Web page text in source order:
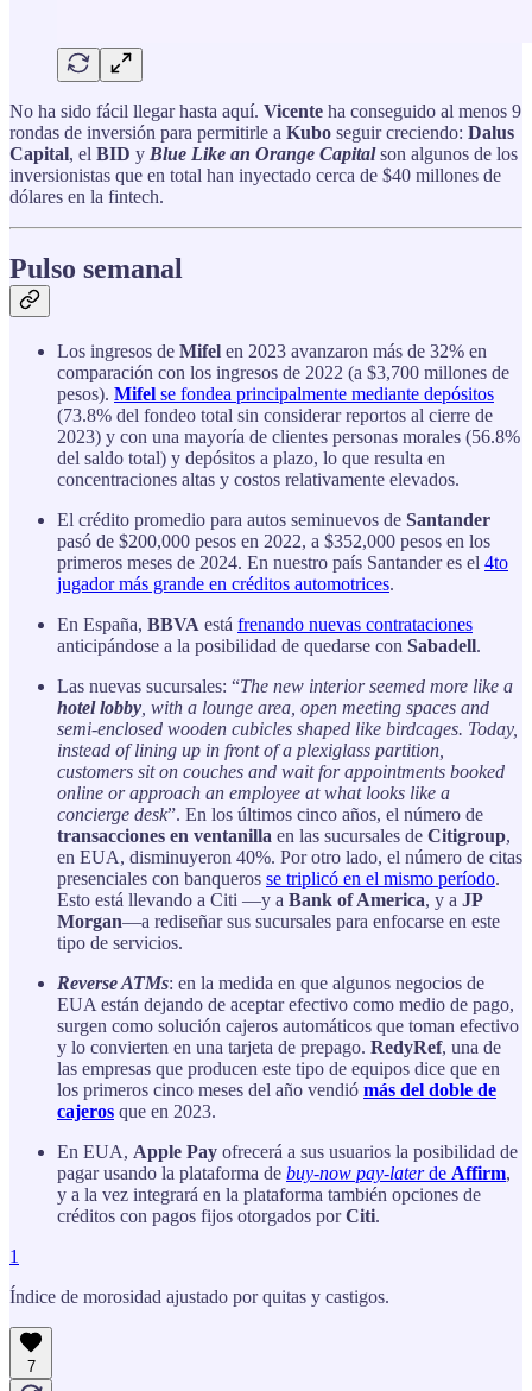
No ha sido fácil llegar hasta aquí. Vicente ha conseguido al menos 9
rondas de inversión para permitirle a Kubo seguir creciendo: Dalus
Capital, el BID y Blue Like an Orange Capitalson algunos de los
inversionistas que en total han inyectado cerca de $40 millones de
dólares en la fintech.
Pulso semanal
Los ingresos de Mifel en 2023 avanzaron más de 32% en
comparación con los ingresos de 2022 (a $3,700 millones de
pesos). Mifel se fondea principalmente mediante depósitos
(73.8% del fondeo total sin considerar reportos al cierre de
2023) y con una mayoría de clientes personas morales (56.8%
del saldo total) y depósitos a plazo, lo que resulta en
concentraciones altas y costos relativamente elevados.
El crédito promedio para autos seminuevos de Santander
pasó de $200,000 pesos en 2022, a $352,000 pesos en los
primeros meses de 2024. En nuestro país Santander es el 4to
jugador más grande en créditos automotrices.
En España, BBVA está frenando nuevas contrataciones
anticipándose a la posibilidad de quedarse con Sabadell.
Las nuevas sucursales: “The new interior seemed more like a
hotel lobby , with a lounge area, open meeting spaces and
semi-enclosed wooden cubicles shaped like birdcages. Today,
instead of lining up in front of a plexiglass partition,
customers sit on couches and wait for appointments booked
online or approach an employee at what looks like a
concierge desk”. En los últimos cinco años, el número de
transacciones en ventanilla en las sucursales de Citigroup,
en EUA, disminuyeron 40%. Por otro lado, el número de citas
presenciales con banqueros se triplicó en el mismo período.
Esto está llevando a Citi —y a Bank of America, y a JP
Morgan—a rediseñar sus sucursales para enfocarse en este
tipo de servicios.
Reverse ATMs: en la medida en que algunos negocios de
EUA están dejando de aceptar efectivo como medio de pago,
surgen como solución cajeros automáticos que toman efectivo
y lo convierten en una tarjeta de prepago. RedyRef, una de
las empresas que producen este tipo de equipos dice que en
los primeros cinco meses del año vendió más del doble de
cajeros que en 2023.
En EUA, Apple Pay ofrecerá a sus usuarios la posibilidad de
pagar usando la plataforma de buy-now pay-laterde Affirm,
y a la vez integrará en la plataforma también opciones de
créditos con pagos fijos otorgados porCiti.
1
Índice de morosidad ajustado por quitas y castigos.
7